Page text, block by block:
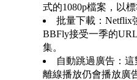
式的1080p檔案，以標
批量下載：Netflix
BBFly接受一季的
集。
自動跳過廣告：這
離線播放仍會播放廣